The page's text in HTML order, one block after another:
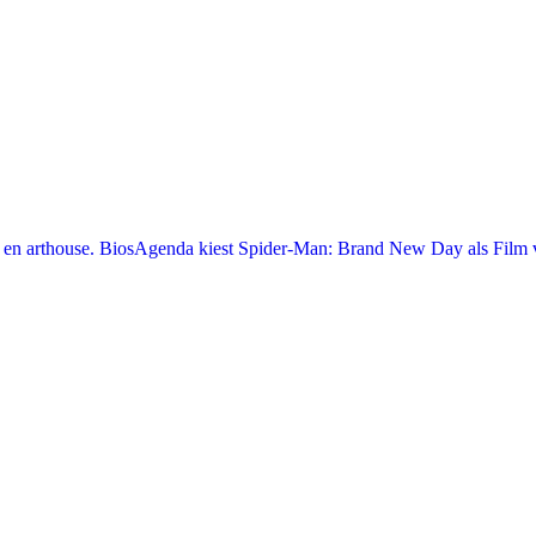
arthouse. BiosAgenda kiest Spider-Man: Brand New Day als